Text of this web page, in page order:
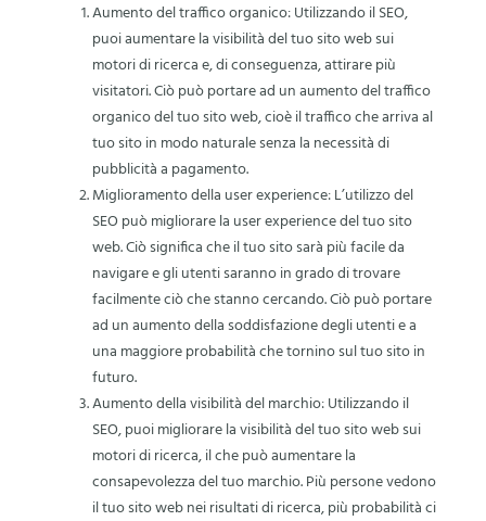
Aumento del traffico organico: Utilizzando il SEO,
puoi aumentare la visibilità del tuo sito web sui
motori di ricerca e, di conseguenza, attirare più
visitatori. Ciò può portare ad un aumento del traffico
organico del tuo sito web, cioè il traffico che arriva al
tuo sito in modo naturale senza la necessità di
pubblicità a pagamento.
Miglioramento della user experience: L’utilizzo del
SEO può migliorare la user experience del tuo sito
web. Ciò significa che il tuo sito sarà più facile da
navigare e gli utenti saranno in grado di trovare
facilmente ciò che stanno cercando. Ciò può portare
ad un aumento della soddisfazione degli utenti e a
una maggiore probabilità che tornino sul tuo sito in
futuro.
Aumento della visibilità del marchio: Utilizzando il
SEO, puoi migliorare la visibilità del tuo sito web sui
motori di ricerca, il che può aumentare la
consapevolezza del tuo marchio. Più persone vedono
il tuo sito web nei risultati di ricerca, più probabilità ci